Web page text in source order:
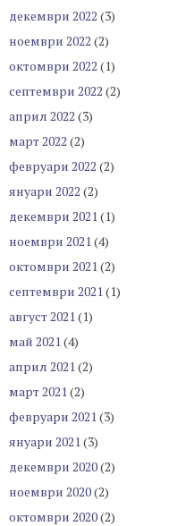
декември 2022 (3)
ноември 2022 (2)
октомври 2022 (1)
септември 2022 (2)
април 2022 (3)
март 2022 (2)
февруари 2022 (2)
януари 2022 (2)
декември 2021 (1)
ноември 2021 (4)
октомври 2021 (2)
септември 2021 (1)
август 2021 (1)
май 2021 (4)
април 2021 (2)
март 2021 (2)
февруари 2021 (3)
януари 2021 (3)
декември 2020(2)
ноември 2020(2)
октомври 2020(2)